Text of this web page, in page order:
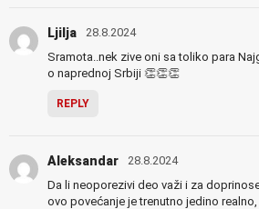
Ljilja 28.8.2024
Sramota..nek zive oni sa toliko para
o naprednoj Srbiji 👏👏👏
REPLY
Aleksandar 28.8.2024
Da li neoporezivi deo važi i za
ovo povećanje je trenutno jedino